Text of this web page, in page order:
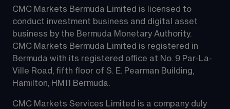
CMC Markets Bermuda Limited is licensed to
conduct investment business and digital asset
business by the Bermuda Monetary Authority.
CMC Markets Bermuda Limited is registered in
Bermuda with its registered office at No. 9 Par-La-
Ville Road, fifth floor of S. E. Pearman Building,
Hamilton, HM11 Bermuda.
CMC Markets Services Limited is a company duly